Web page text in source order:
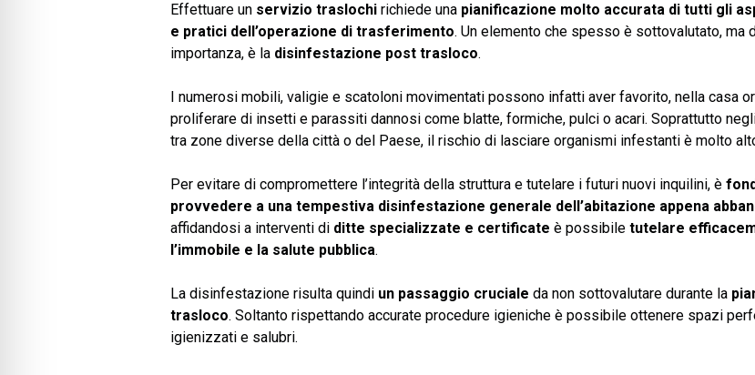
Effettuare un servizio traslochi richiede una pianificazione molto accurata di tutti gli
e pratici dell’operazione di trasferimento. Un elemento che spesso è sottovalutato, ma
importanza, è la disinfestazione post trasloco.
I numerosi mobili, valigie e scatoloni movimentati possono infatti aver favorito, nella casa
proliferare di insetti e parassiti dannosi come blatte, formiche, pulci o acari. Soprattutto
tra zone diverse della città o del Paese, il rischio di lasciare organismi infestanti è molto
Per evitare di compromettere l’integrità della struttura e tutelare i futuri nuovi inquilini, è
provvedere a una tempestiva disinfestazione generale dell’abitazione appena
affidandosi a interventi di ditte specializzate e certificate è possibile tutelare
l’immobile e la salute pubblica.
La disinfestazione risulta quindi un passaggio cruciale da non sottovalutare durante la
trasloco. Soltanto rispettando accurate procedure igieniche è possibile ottenere spazi
igienizzati e salubri.